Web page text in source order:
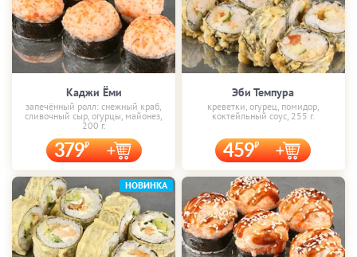
Каджи Ёми
запечённый ролл: снежный краб,
сливочный сыр, огурцы, майонез,
200 г.
379
Эби Темпура
креветки, огурец, помидор,
коктейльный соус, 255 г.
459
НОВИНКА